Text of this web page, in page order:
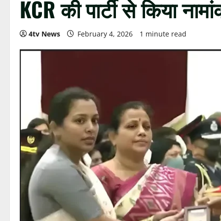
KCR की पार्टी से किया
4tv News February 4, 2026 1 minute read